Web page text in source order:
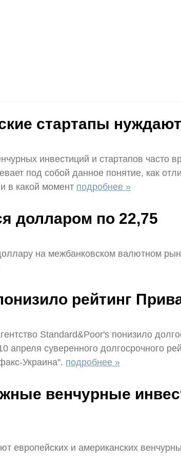
стартапы
инвестиций и стартапов часто
под собой данное понятие, как
в какой момент подробнее »
долларом по 22,75
на межбанковском валютном
рейтинг
Standard&Poor's понизило
апреля суверенного долгосрочного
Украина". подробнее »
венчурные
европейских и американских